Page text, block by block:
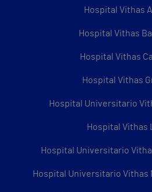
Hospital Vithas
Hospital Vithas
Hospital Vithas
Hospital Vithas
Hospital Universitario
Hospital Vithas
Hospital Universitario
Hospital Universitario Vithas